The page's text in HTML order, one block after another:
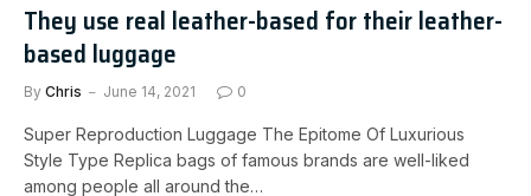
They use real leather-based for their leather-
based luggage
By Chris June 14, 2021 0
Super Reproduction Luggage The Epitome Of Luxurious
Style Type Replica bags of famous brands are well-liked
among people all around the…